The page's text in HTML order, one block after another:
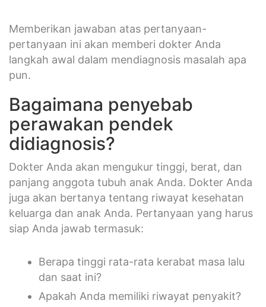
Memberikan jawaban atas pertanyaan-
pertanyaan ini akan memberi dokter Anda
langkah awal dalam mendiagnosis masalah apa
pun.
Bagaimana penyebab
perawakan pendek
didiagnosis?
Dokter Anda akan mengukur tinggi, berat, dan
panjang anggota tubuh anak Anda. Dokter Anda
juga akan bertanya tentang riwayat kesehatan
keluarga dan anak Anda. Pertanyaan yang harus
siap Anda jawab termasuk:
Berapa tinggi rata-rata kerabat masa lalu
dan saat ini?
Apakah Anda memiliki riwayat penyakit?